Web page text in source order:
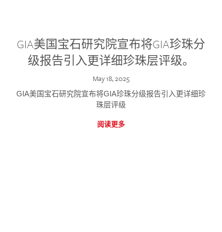
GIA美国宝石研究院宣布将GIA珍珠分
级报告引入更详细珍珠层评级。
May 18, 2025
GIA美国宝石研究院宣布将GIA珍珠分级报告引入更详细珍
珠层评级
阅读更多